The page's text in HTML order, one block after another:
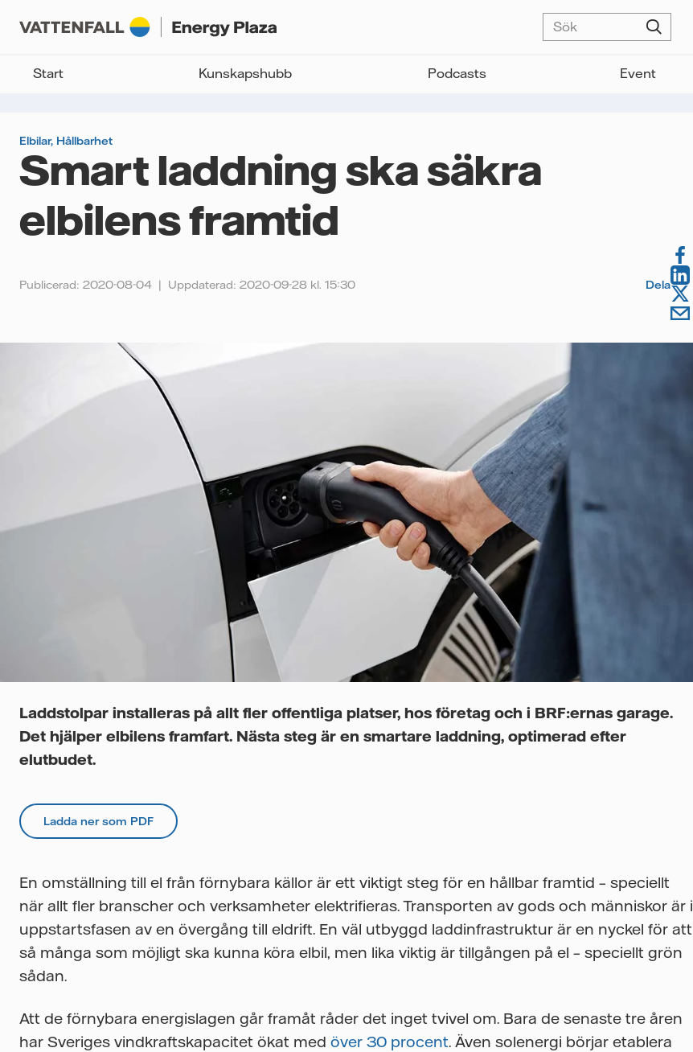
Start Kunskapshubb Podcasts Event
Elbilar, Hållbarhet
Smart laddning ska säkra
elbilens framtid
Publicerad: 2020-08-04 Uppdaterad: 2020-09-28 kl. 15:30 Dela
Laddstolpar installeras på allt fler offentliga platser, hos företag och i BRF:ernas garage.
Det hjälper elbilens framfart. Nästa steg är en smartare laddning, optimerad efter
elutbudet.
Ladda ner som PDF
En omställning till el från förnybara källor är ett viktigt steg för en hållbar framtid – speciellt
när allt fler branscher och verksamheter elektrifieras. Transporten av gods och människor är i
uppstartsfasen av en övergång till eldrift. En väl utbyggd laddinfrastruktur är en nyckel för att
så många som möjligt ska kunna köra elbil, men lika viktig är tillgången på el – speciellt grön
sådan.
Att de förnybara energislagen går framåt råder det inget tvivel om. Bara de senaste tre åren
har Sveriges vindkraftskapacitet ökat med över 30 procent. Även solenergi börjar etablera